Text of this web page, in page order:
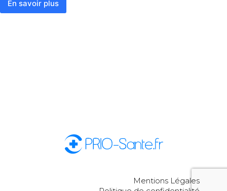
En savoir plus
Mentions Légales